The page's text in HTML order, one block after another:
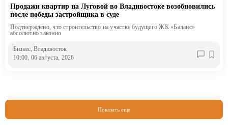
Продажи квартир на Луговой во Владивостоке возобновились
после победы застройщика в суде
Подтверждено, что строительство на участке будущего ЖК «Баланс»
абсолютно законно
Бизнес, Владивосток
10:00, 06 августа, 2026
Показать еще